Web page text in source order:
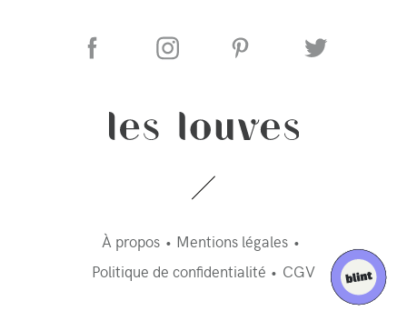
À propos
Mentions légales
Politique de confidentialité
CGV